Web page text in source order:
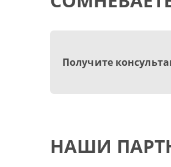
Получите
НАШИ